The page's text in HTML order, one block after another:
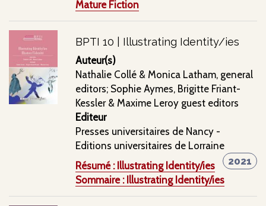
Mature Fiction
BPTI 10 | Illustrating Identity/ies
Auteur(s)
Nathalie Collé & Monica Latham, general
editors; Sophie Aymes, Brigitte Friant-
Kessler & Maxime Leroy guest editors
Editeur
Presses universitaires de Nancy -
Editions universitaires de Lorraine
2021
Résumé : Illustrating Identity/ies
Sommaire : Illustrating Identity/ies